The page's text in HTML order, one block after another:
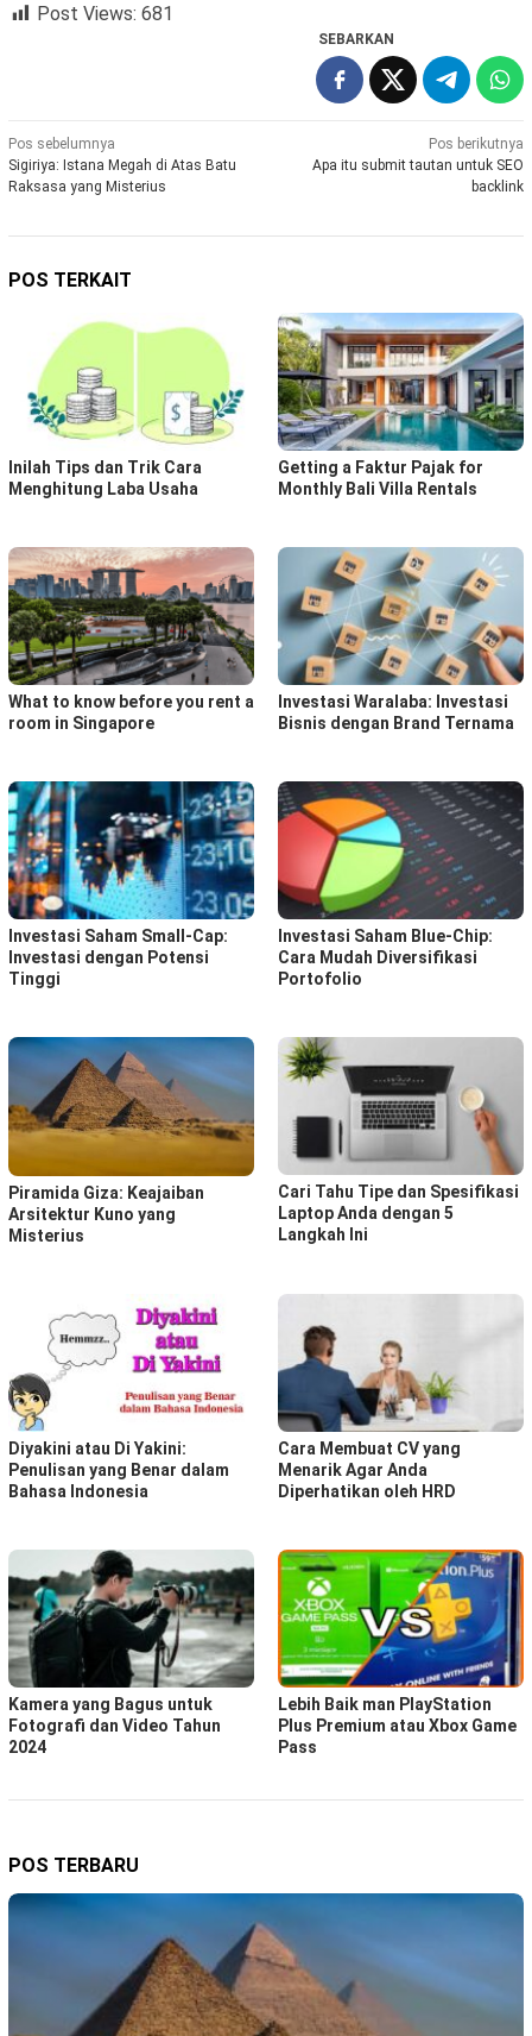
Post Views: 681
SEBARKAN
Navigasi
pos
Pos sebelumnya
Sigiriya: Istana Megah di Atas Batu
Raksasa yang Misterius
Pos berikutnya
Apa itu submit tautan untuk SEO
backlink
POS TERKAIT
Inilah Tips dan Trik Cara
Menghitung Laba Usaha
Getting a Faktur Pajak for
Monthly Bali Villa Rentals
What to know before you rent a
room in Singapore
Investasi Waralaba: Investasi
Bisnis dengan Brand Ternama
Investasi Saham Small-Cap:
Investasi dengan Potensi
Tinggi
Investasi Saham Blue-Chip:
Cara Mudah Diversifikasi
Portofolio
Piramida Giza: Keajaiban
Arsitektur Kuno yang
Misterius
Cari Tahu Tipe dan Spesifikasi
Laptop Anda dengan 5
Langkah Ini
Diyakini atau Di Yakini:
Penulisan yang Benar dalam
Bahasa Indonesia
Cara Membuat CV yang
Menarik Agar Anda
Diperhatikan oleh HRD
Kamera yang Bagus untuk
Fotografi dan Video Tahun
2024
Lebih Baik man PlayStation
Plus Premium atau Xbox Game
Pass
POS TERBARU